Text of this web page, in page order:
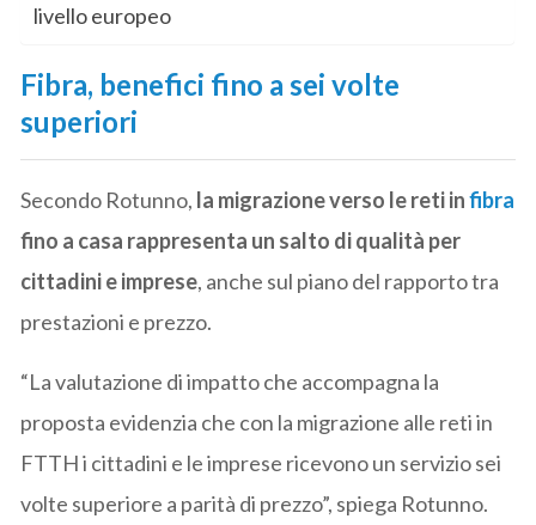
livello europeo
Fibra, benefici fino a sei volte
superiori
Secondo Rotunno, la migrazione verso le reti infibra
fino a casa rappresenta un salto di qualità per
cittadini e imprese, anche sul piano del rapporto tra
prestazioni e prezzo.
“La valutazione di impatto che accompagna la
proposta evidenzia che con la migrazione alle reti in
FTTH i cittadini e le imprese ricevono un servizio sei
volte superiore a parità di prezzo”, spiega Rotunno.